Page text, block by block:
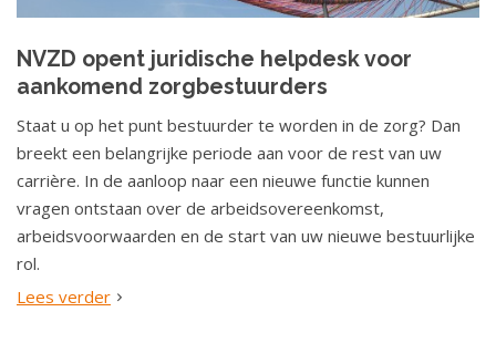
o
u
d
S
p
n
NVZD opent juridische helpdesk voor
aankomend zorgbestuurders
Staat u op het punt bestuurder te worden in de zorg? Dan
breekt een belangrijke periode aan voor de rest van uw
carrière. In de aanloop naar een nieuwe functie kunnen
vragen ontstaan over de arbeidsovereenkomst,
arbeidsvoorwaarden en de start van uw nieuwe bestuurlijke
rol.
Lees verder